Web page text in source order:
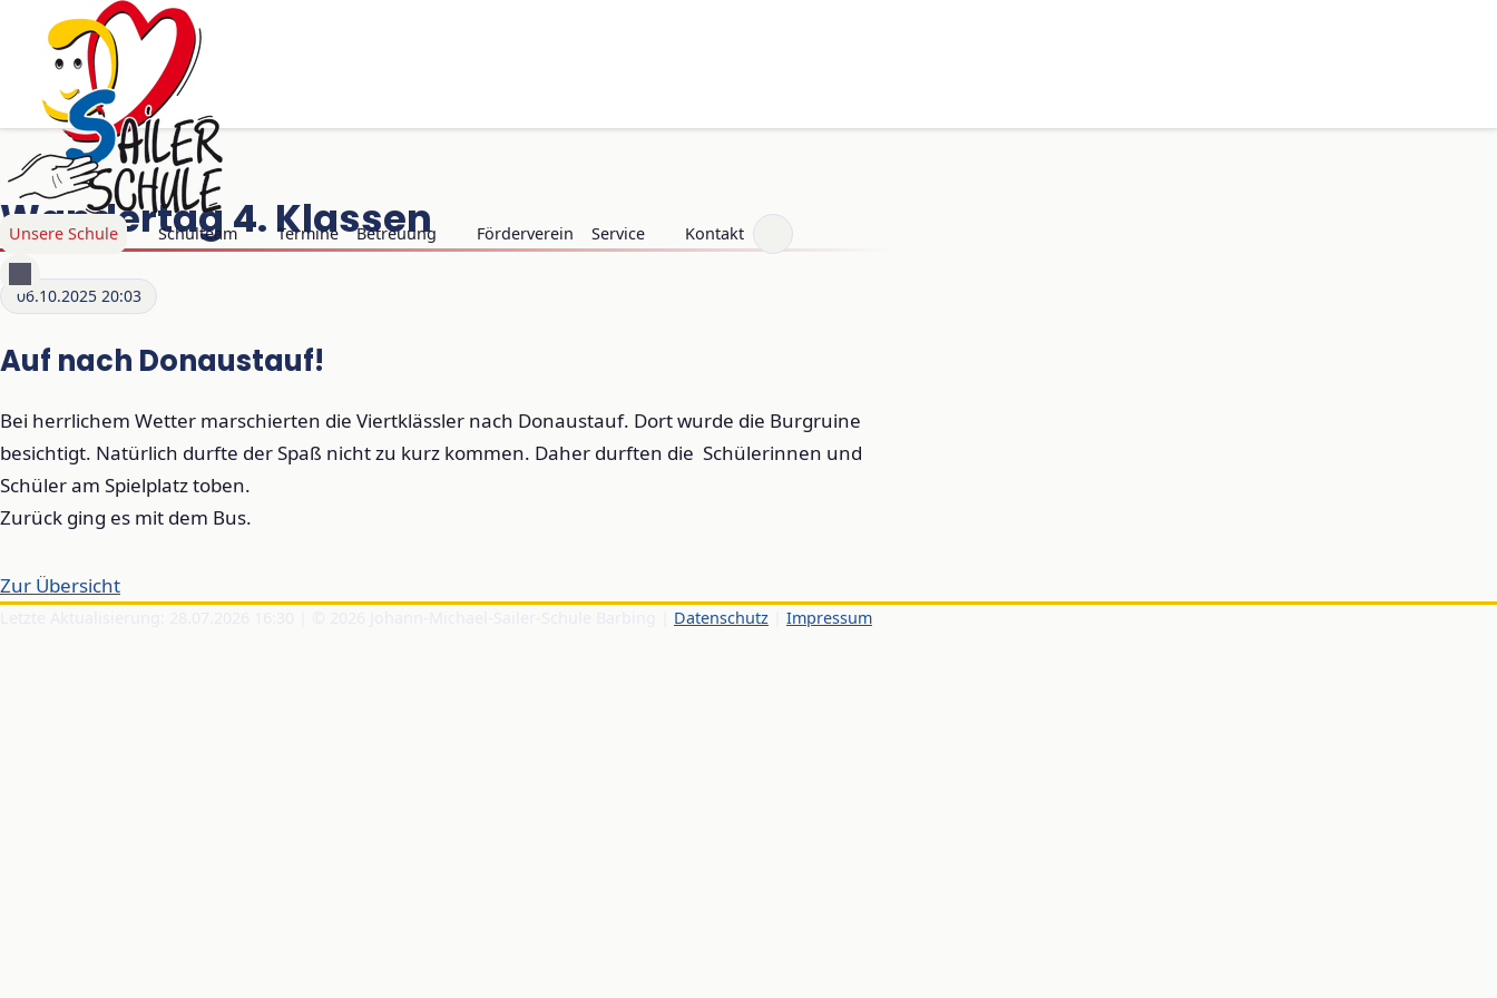
Navigation überspringen
Unsere Schule Schulteam Termine Betreuung Förderverein Service Kontakt
Wandertag 4. Klassen
06.10.2025 20:03
Auf nach Donaustauf!
Bei herrlichem Wetter marschierten die Viertklässler nach Donaustauf. Dort wurde die Burgruine
besichtigt. Natürlich durfte der Spaß nicht zu kurz kommen. Daher durften die Schülerinnen und
Schüler am Spielplatz toben.
Zurück ging es mit dem Bus.
Zur Übersicht
Datenschutz Impressum